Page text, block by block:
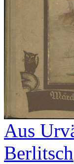
Aus
Berlitsch